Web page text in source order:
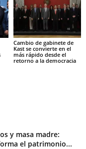
Cambio de gabinete de
Kast se convierte en el
más rápido desde el
retorno a la democracia
y masa madre:
el patrimonio...